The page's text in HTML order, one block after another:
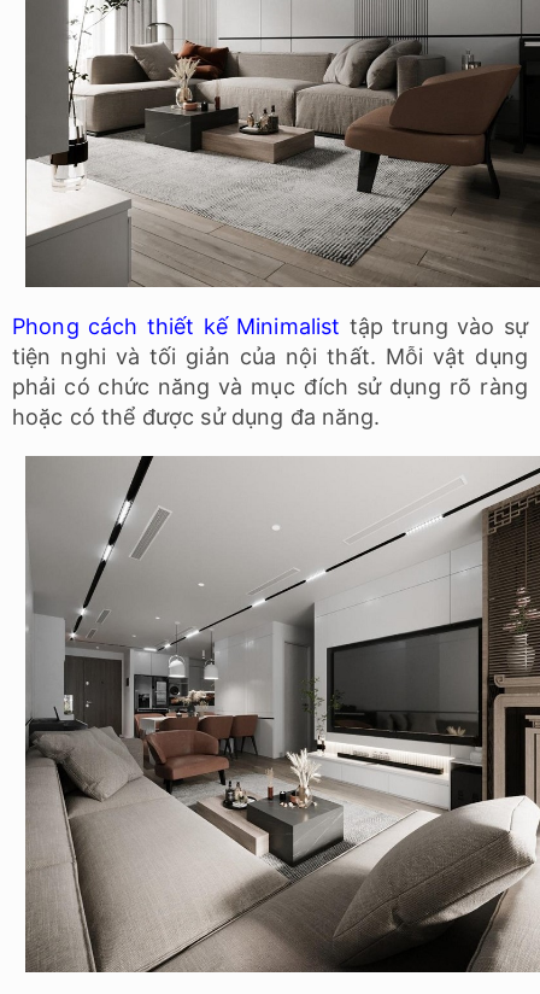
Phong cách thiết kế Minimalist tập trung vào sự
tiện nghi và tối giản của nội thất. Mỗi vật dụng
phải có chức năng và mục đích sử dụng rõ ràng
hoặc có thể được sử dụng đa năng.